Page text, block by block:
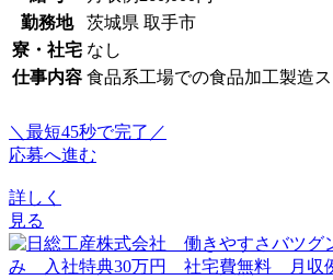
勤務地
茨城県 取手市
寮・社宅 なし
仕事内容 食品系工場での食品加工製造
＼最短45秒で完了／
応募へ進む
詳しく
見る